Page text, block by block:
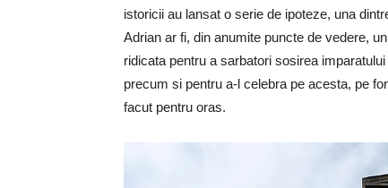
istoricii au lansat o serie de ipoteze, una
Adrian ar fi, din anumite puncte de vedere,
ridicata pentru a sarbatori sosirea
precum si pentru a-l celebra pe acesta, pe
facut pentru oras.